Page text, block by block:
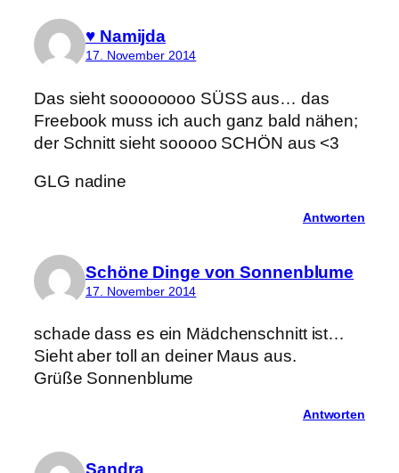
♥ Namijda
17. November 2014
Das sieht soooooooo SÜSS aus… das
Freebook muss ich auch ganz bald nähen;
der Schnitt sieht sooooo SCHÖN aus <3
GLG nadine
Antworten
Schöne Dinge von Sonnenblume
17. November 2014
schade dass es ein Mädchenschnitt ist…
Sieht aber toll an deiner Maus aus.
Grüße Sonnenblume
Antworten
Sandra